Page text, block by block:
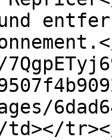
td></